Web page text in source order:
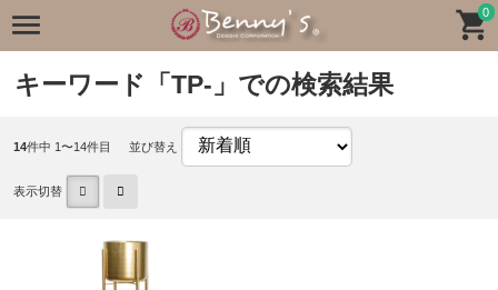
0
キーワード「TP-」での検索結果
14件中 1〜14件目 並び替え
表示切替